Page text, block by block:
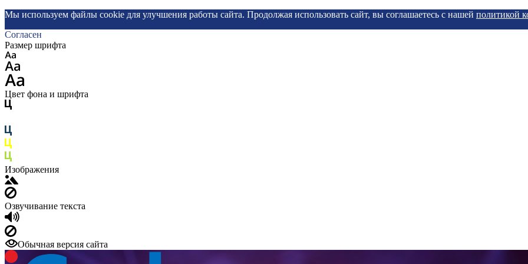
Мы используем файлы cookie для улучшения работы сайта. Продолжая использовать сайт, вы соглашаетесь с нашей политикой
Согласен
Размер шрифта
Цвет фона и шрифта
Изображения
Озвучивание текста
Обычная версия сайта